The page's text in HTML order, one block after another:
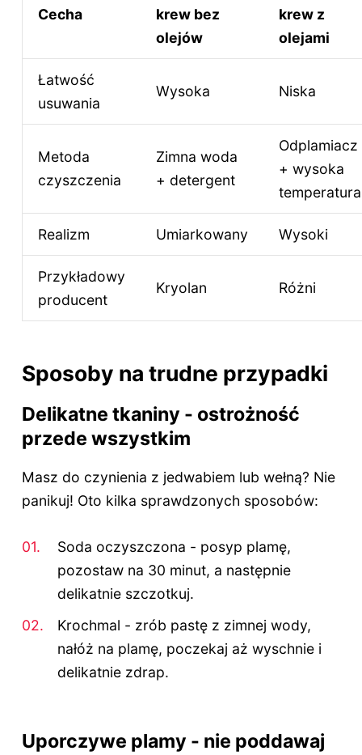
Cecha
krew bez
olejów
krew z
olejami
Łatwość
usuwania
Wysoka Niska
Metoda
czyszczenia
Zimna woda
+ detergent
Odplamiacz
+ wysoka
temperatura
Realizm Umiarkowany Wysoki
Przykładowy
producent
Kryolan Różni
Sposoby na trudne przypadki
Delikatne tkaniny - ostrożność
przede wszystkim
Masz do czynienia z jedwabiem lub wełną? Nie
panikuj! Oto kilka sprawdzonych sposobów:
Soda oczyszczona - posyp plamę,
pozostaw na 30 minut, a następnie
delikatnie szczotkuj.
Krochmal - zrób pastę z zimnej wody,
nałóż na plamę, poczekaj aż wyschnie i
delikatnie zdrap.
Uporczywe plamy - nie poddawaj